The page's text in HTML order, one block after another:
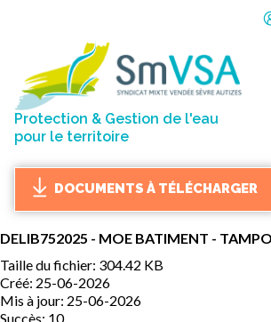
Protection & Gestion de l'eau
pour le territoire
DOCUMENTS À TÉLÉCHARGER
DELIB752025 - MOE BATIMENT -
Taille du fichier: 304.42 KB
Créé: 25-06-2026
Mis à jour: 25-06-2026
Succès: 10